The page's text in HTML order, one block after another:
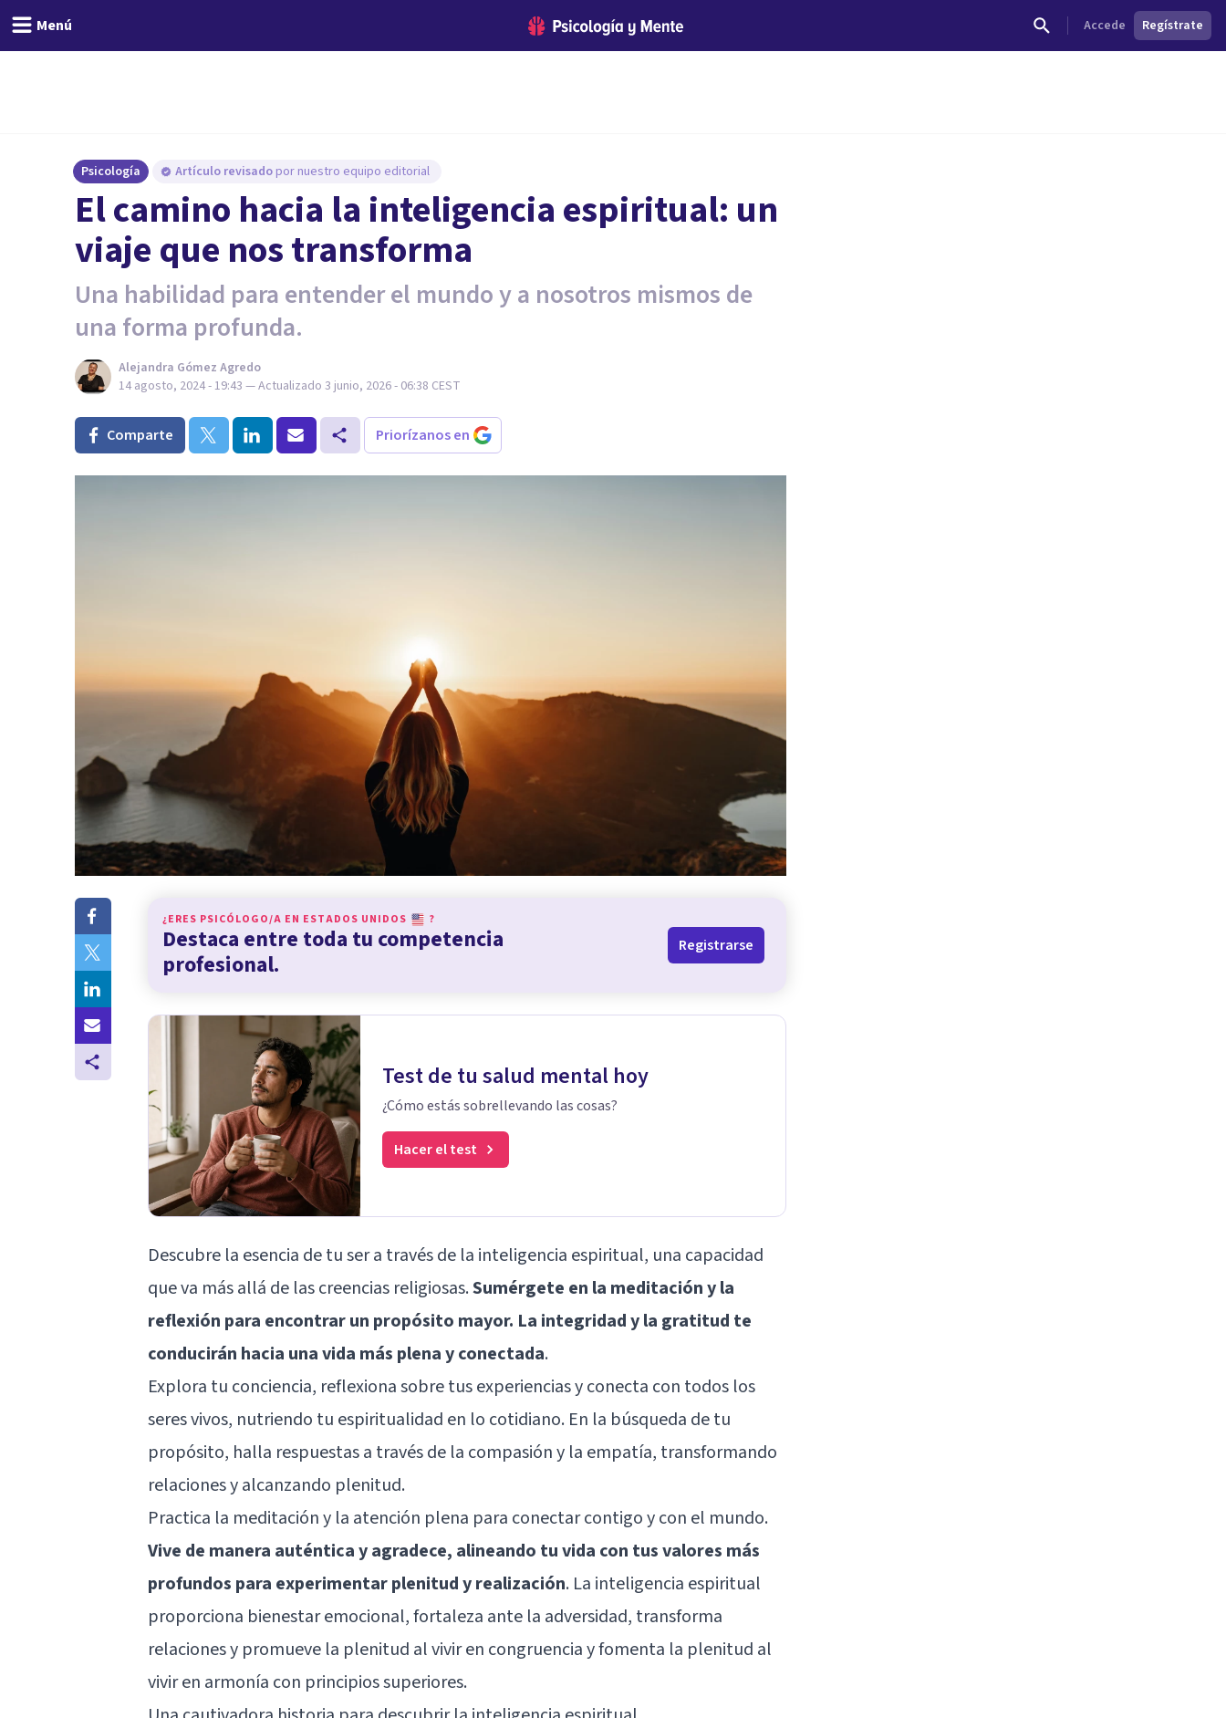
Menú Accede Regístrate
Psicología Artículo revisado por nuestro equipo editorial
El camino hacia la inteligencia espiritual: un
viaje que nos transforma
Una habilidad para entender el mundo y a nosotros mismos de
una forma profunda.
Alejandra Gómez Agredo
14 agosto, 2024 - 19:43 — Actualizado 3 junio, 2026 - 06:38 CEST
Comparte Priorízanos en
¿ERES PSICÓLOGO/A EN ESTADOS UNIDOS ?
Destaca entre toda tu competencia
profesional.
Registrarse
Test de tu salud mental hoy
¿Cómo estás sobrellevando las cosas?
Hacer el test
Descubre la esencia de tu ser a través de la inteligencia espiritual, una capacidad
que va más allá de las creencias religiosas.Sumérgete en la meditación y la
reflexión para encontrar un propósito mayor. La integridad y la gratitud te
conducirán hacia una vida más plena y conectada.
Explora tu conciencia, reflexiona sobre tus experiencias y conecta con todos los
seres vivos, nutriendo tu espiritualidad en lo cotidiano. En la búsqueda de tu
propósito, halla respuestas a través de la compasión y la empatía, transformando
relaciones y alcanzando plenitud.
Practica la meditación y la atención plena para conectar contigo y con el mundo.
Vive de manera auténtica y agradece, alineando tu vida con tus valores más
profundos para experimentar plenitud y realización. La inteligencia espiritual
proporciona bienestar emocional, fortaleza ante la adversidad, transforma
relaciones y promueve la plenitud al vivir en congruencia y fomenta la plenitud al
vivir en armonía con principios superiores.